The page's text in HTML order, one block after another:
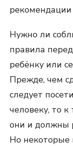
Нужно ли
правила
ребёнку или
Прежде, чем
следует
человеку, то
они и должны
Но